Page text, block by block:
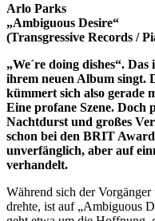
Arlo Parks
„Ambiguous Desire“
(Transgressive Records /
„We´re doing dishes“.
ihrem neuen Album singt.
kümmert sich also gerade
Eine profane Szene. Doch
Nachtdurst und großes
schon bei den BRIT
unverfänglich, aber auf
verhandelt.
Während sich der
drehte, ist auf „Ambiguous